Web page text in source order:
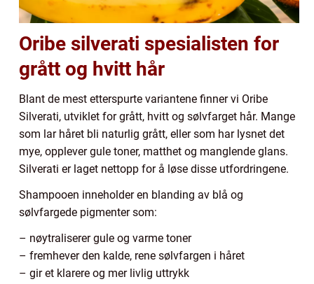
Oribe silverati spesialisten for
grått og hvitt hår
Blant de mest etterspurte variantene finner vi Oribe
Silverati, utviklet for grått, hvitt og sølvfarget hår. Mange
som lar håret bli naturlig grått, eller som har lysnet det
mye, opplever gule toner, matthet og manglende glans.
Silverati er laget nettopp for å løse disse utfordringene.
Shampooen inneholder en blanding av blå og
sølvfargede pigmenter som:
– nøytraliserer gule og varme toner
– fremhever den kalde, rene sølvfargen i håret
– gir et klarere og mer livlig uttrykk